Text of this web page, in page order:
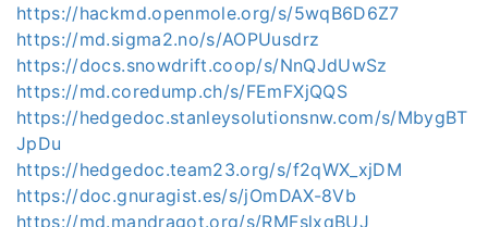
https://hackmd.openmole.org/s/5wqB6D6Z7
https://md.sigma2.no/s/AOPUusdrz
https://docs.snowdrift.coop/s/NnQJdUwSz
https://md.coredump.ch/s/FEmFXjQQS
https://hedgedoc.stanleysolutionsnw.com/s/MbygBT
JpDu
https://hedgedoc.team23.org/s/f2qWX_xjDM
https://doc.gnuragist.es/s/jOmDAX-8Vb
https://md.mandragot.org/s/RMFslxqBUJ